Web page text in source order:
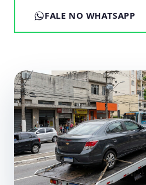
FALE NO WHATSAPP